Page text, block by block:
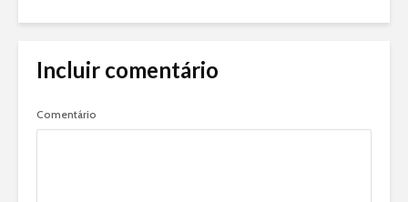
Incluir comentário
Comentário